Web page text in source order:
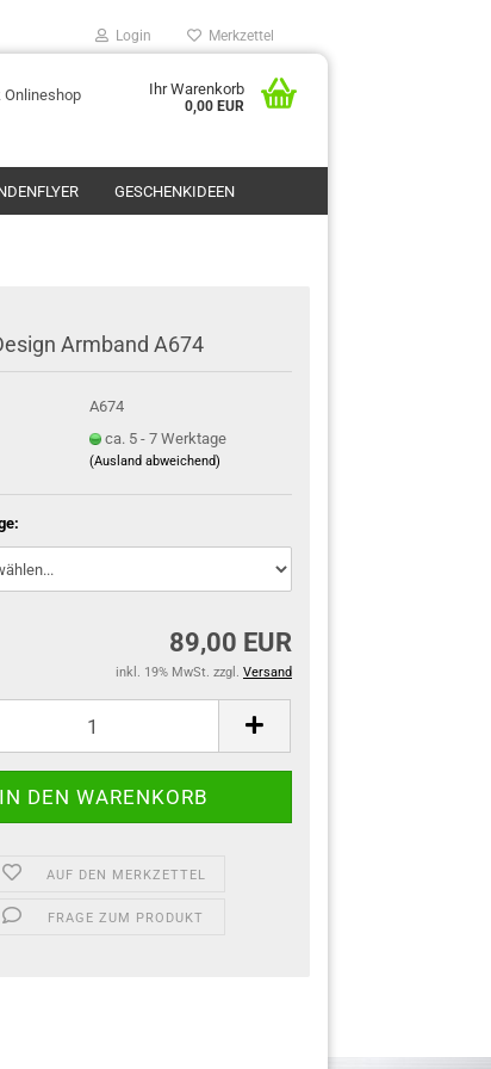
Login Merkzettel
Onlineshop Ihr Warenkorb
0,00 EUR
GESCHENKIDEEN
Armband A674
A674
ca. 5 - 7 Werktage
(Ausland abweichend)
89,00 EUR
inkl. 19% MwSt. zzgl. Versand
AUF DEN MERKZETTEL
FRAGE ZUM PRODUKT